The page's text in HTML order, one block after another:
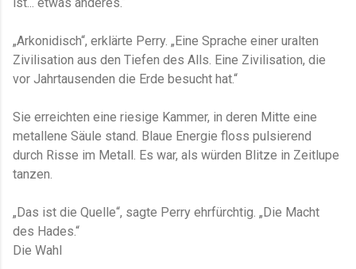
„Arkonidisch“, erklärte Perry. „Eine Sprache einer uralten
Zivilisation aus den Tiefen des Alls. Eine Zivilisation, die
vor Jahrtausenden die Erde besucht hat.“
Sie erreichten eine riesige Kammer, in deren Mitte eine
metallene Säule stand. Blaue Energie floss pulsierend
durch Risse im Metall. Es war, als würden Blitze in Zeitlupe
tanzen.
„Das ist die Quelle“, sagte Perry ehrfürchtig. „Die Macht
des Hades.“
Die Wahl